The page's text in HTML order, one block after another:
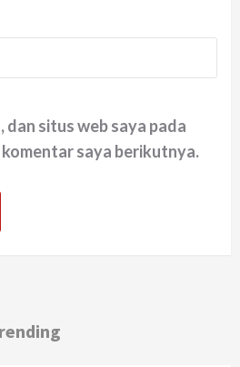
dan situs web saya pada
saya berikutnya.